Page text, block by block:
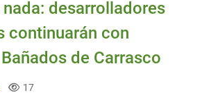
desarrolladores
continuarán con
de Carrasco
17